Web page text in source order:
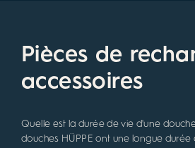
Pièces de
accessoires
Quelle est la durée de vie d'une
douches HÜPPE ont une longue durée